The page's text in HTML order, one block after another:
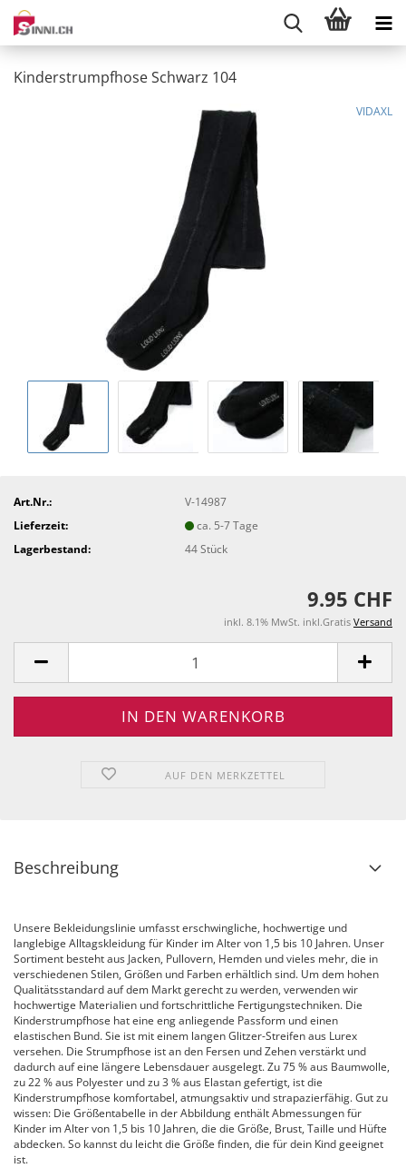
Kinderstrumpfhose Schwarz 104
VIDAXL
Art.Nr.:
V-14987
Lieferzeit:
ca. 5-7 Tage
Lagerbestand:
44Stück
9.95 CHF
inkl. 8.1% MwSt. inkl.Gratis Versand
AUF DEN MERKZETTEL
Beschreibung
Unsere Bekleidungslinie umfasst erschwingliche, hochwertige und
langlebige Alltagskleidung für Kinder im Alter von 1,5 bis 10 Jahren. Unser
Sortiment besteht aus Jacken, Pullovern, Hemden und vieles mehr, die in
verschiedenen Stilen, Größen und Farben erhältlich sind. Um dem hohen
Qualitätsstandard auf dem Markt gerecht zu werden, verwenden wir
hochwertige Materialien und fortschrittliche Fertigungstechniken. Die
Kinderstrumpfhose hat eine eng anliegende Passform und einen
elastischen Bund. Sie ist mit einem langen Glitzer-Streifen aus Lurex
versehen. Die Strumpfhose ist an den Fersen und Zehen verstärkt und
dadurch auf eine längere Lebensdauer ausgelegt. Zu 75 % aus Baumwolle,
zu 22 % aus Polyester und zu 3 % aus Elastan gefertigt, ist die
Kinderstrumpfhose komfortabel, atmungsaktiv und strapazierfähig. Gut zu
wissen: Die Größentabelle in der Abbildung enthält Abmessungen für
Kinder im Alter von 1,5 bis 10 Jahren, die die Größe, Brust, Taille und Hüfte
abdecken. So kannst du leicht die Größe finden, die für dein Kind geeignet
ist.